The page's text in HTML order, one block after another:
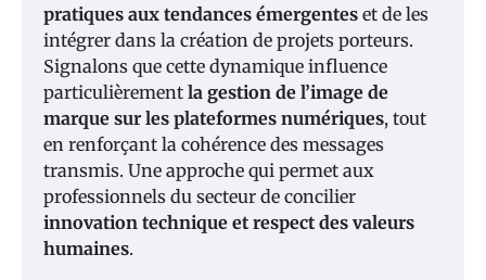
pratiques aux tendances émergentes et de les
intégrer dans la création de projets porteurs.
Signalons que cette dynamique influence
particulièrement la gestion de l’image de
marque sur les plateformes numériques, tout
en renforçant la cohérence des messages
transmis. Une approche qui permet aux
professionnels du secteur de concilier
innovation technique et respect des valeurs
humaines.